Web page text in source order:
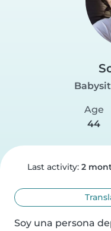
Age
44
Last activity: 2
Soy una persona